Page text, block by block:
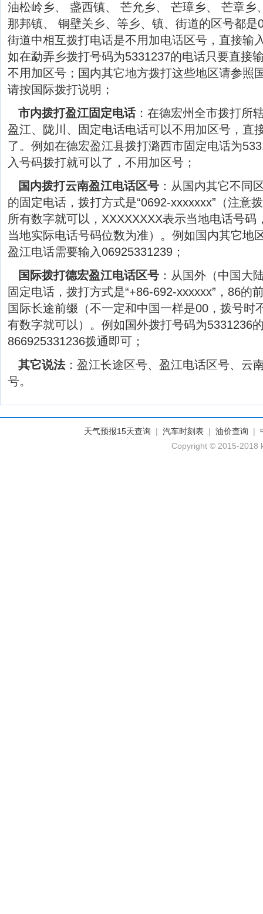
油松岭乡、 盏西镇、 芒允乡、 芒璋乡、 芒章乡
那邦镇、 铜壁关乡、等乡、镇、街道的区号都是
街道中相互拨打电话是不用加电话区号，直接输
如在勐弄乡拨打号码为5331237的电话只要直接
不用加区号；国内其它地方拨打这些地区请参照
请按国际拨打说明；
市内拨打盈江固定电话：在德宏州全市拨打所
盈江、 陇川 、固定电话电话可以不用加区号，直
了。例如在德宏盈江县拨打潞西市固定电话为
入号码拨打就可以了，不用加区号；
国内拨打云南盈江电话区号 ：从国内其它不同
的固定电话，拨打方式是“0692-xxxxxxx”（注意
所有数字就可以，XXXXXXXX表示当地电话号码
当地实际电话号码位数为准）。例如国内其它地
盈江电话需要输入06925331239；
国际拨打德宏盈江电话区号 ：从国外（中国大
固定电话，拨打方式是“+86-692-xxxxxx”，86的
国际长途前缀（不一定和中国一样是00，拨号时
有数字就可以）。例如国外拨打号码为5331236
866925331236拨通即可；
其它说法：盈江长途区号、盈江电话区号、云
号。
天气预报15天查询 | 汽车时刻表 | 油价查询 |
Copyright © 2015-2018